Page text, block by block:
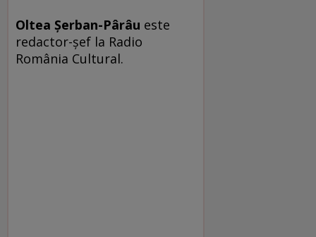
Oltea Şerban-Pârâu este
redactor-şef la Radio
România Cultural.